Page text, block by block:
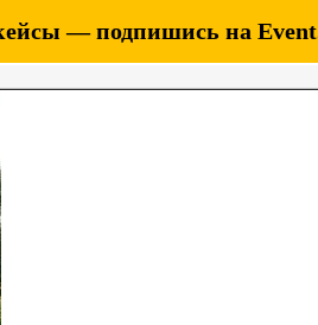
— подпишись на